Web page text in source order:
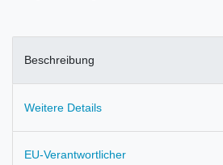
Beschreibung
Weitere Details
EU-Verantwortlicher